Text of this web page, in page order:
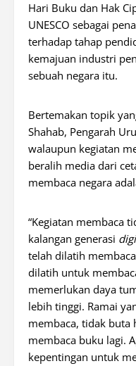
Hari Buku dan Hak
UNESCO sebagai
terhadap tahap
kemajuan industri
sebuah negara itu.
Bertemakan topik
Shahab, Pengarah
walaupun kegiatan
beralih media dari
membaca negara
“Kegiatan membaca
kalangan generasi
telah dilatih
dilatih untuk
memerlukan daya
lebih tinggi. Ramai
membaca, tidak buta
membaca buku lagi.
kepentingan untuk